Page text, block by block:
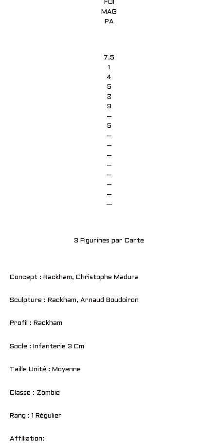
FOI
MAG
PA
7.5
1
4
5
2
9
–
5
–
–
–
–
–
–
–
—
3 Figurines par Carte
Concept : Rackham, Christophe Madura
Sculpture : Rackham, Arnaud Boudoiron
Profil : Rackham
Socle : Infanterie 3 Cm
Taille Unité : Moyenne
Classe : Zombie
Rang : 1 Régulier
Affiliation: